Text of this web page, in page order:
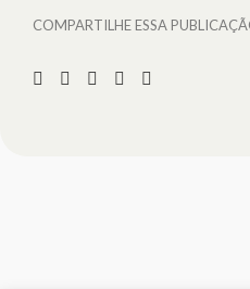
COMPARTILHE ESSA